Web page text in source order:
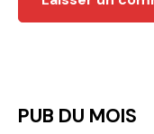
PUB DU MOIS